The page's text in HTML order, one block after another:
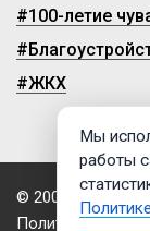
#100-летие
#ЖКХ
© 2009-2026,
Политика
Мы
работы